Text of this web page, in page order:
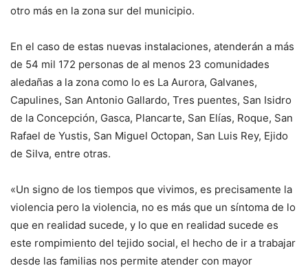
otro más en la zona sur del municipio.
En el caso de estas nuevas instalaciones, atenderán a más
de 54 mil 172 personas de al menos 23 comunidades
aledañas a la zona como lo es La Aurora, Galvanes,
Capulines, San Antonio Gallardo, Tres puentes, San Isidro
de la Concepción, Gasca, Plancarte, San Elías, Roque, San
Rafael de Yustis, San Miguel Octopan, San Luis Rey, Ejido
de Silva, entre otras.
«Un signo de los tiempos que vivimos, es precisamente la
violencia pero la violencia, no es más que un síntoma de lo
que en realidad sucede, y lo que en realidad sucede es
este rompimiento del tejido social, el hecho de ir a trabajar
desde las familias nos permite atender con mayor